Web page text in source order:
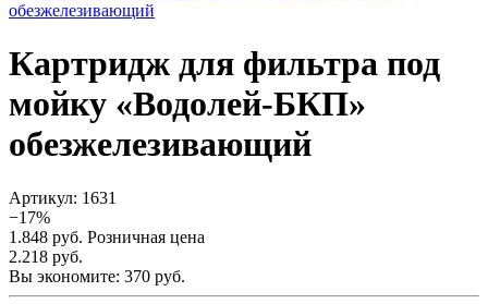
Картридж для фильтра под
мойку «Водолей-БКП»
обезжелезивающий
Артикул: 1631
−17%
1.848 руб. Розничная цена
2.218 руб.
Вы экономите: 370 руб.